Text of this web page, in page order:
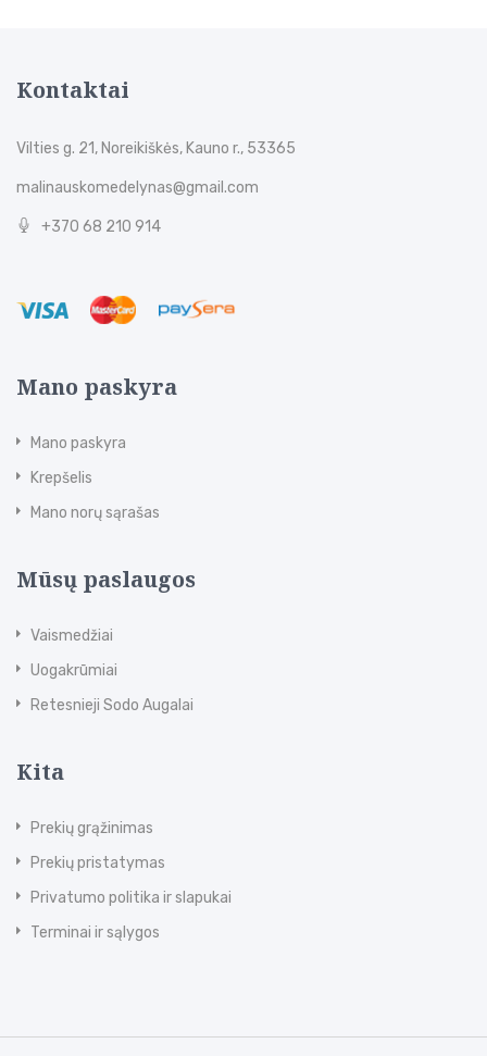
Kontaktai
Vilties g. 21, Noreikiškės, Kauno r., 53365
malinauskomedelynas@gmail.com
+370 68 210 914
Mano paskyra
Mano paskyra
Krepšelis
Mano norų sąrašas
Mūsų paslaugos
Vaismedžiai
Uogakrūmiai
Retesnieji Sodo Augalai
Kita
Prekių grąžinimas
Prekių pristatymas
Privatumo politika ir slapukai
Terminai ir sąlygos